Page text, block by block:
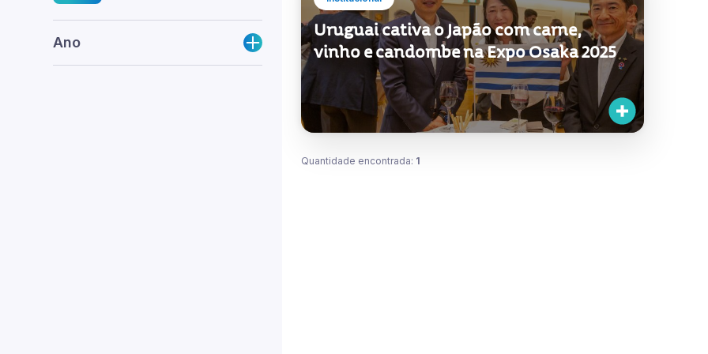
Ano
Uruguai cativa o Japão com carne,
vinho e candombe na Expo Osaka 2025
Quantidade encontrada: 1